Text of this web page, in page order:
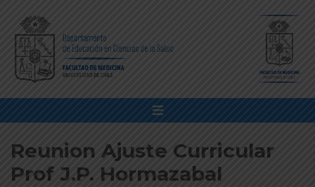
Reunion Ajuste Curricular
Prof J.P. Hormazabal